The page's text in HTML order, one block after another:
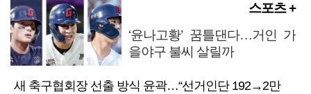
스포츠 +
‘윤나고황’ 꿈틀댄다…거인 가
을야구 불씨 살릴까
새 축구협회장 선출 방식 윤곽…“선거인단 192→2만